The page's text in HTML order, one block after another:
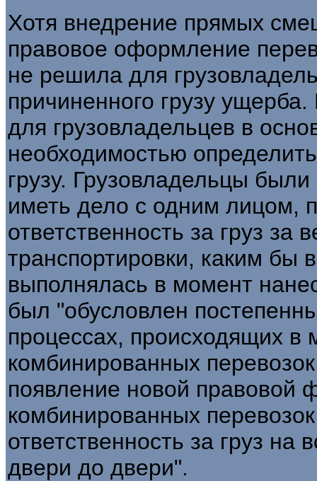
Хотя внедрение прямых
правовое оформление
не решила для
причиненного грузу
для грузовладельцев в
необходимостью
грузу. Грузовладельцы
иметь дело с одним лицом,
ответственность за груз за
транспортировки, каким бы
выполнялась в момент
был "обусловлен
процессах, происходящих в
комбинированных
появление новой правовой
комбинированных
ответственность за груз на
двери до двери".